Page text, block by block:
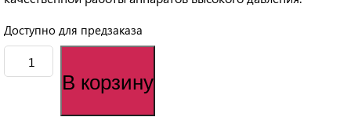
Доступно для предзаказа
Количество
товара
РегуляторВ корзину